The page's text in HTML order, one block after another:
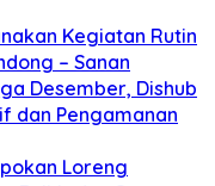
Kegiatan Rutin
– Sanan
Desember, Dishub
dan Pengamanan
Loreng